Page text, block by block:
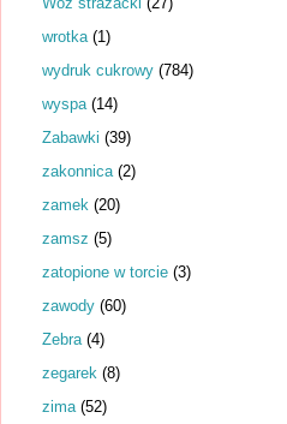
wrotka (1)
wydruk cukrowy (784)
wyspa (14)
Zabawki (39)
zakonnica (2)
zamek (20)
zamsz (5)
zatopione w torcie (3)
zawody (60)
Zebra (4)
zegarek (8)
zima (52)